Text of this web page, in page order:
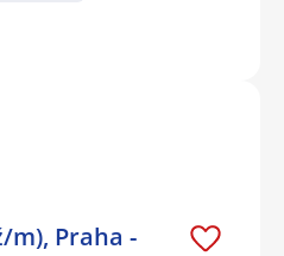
m), Praha -